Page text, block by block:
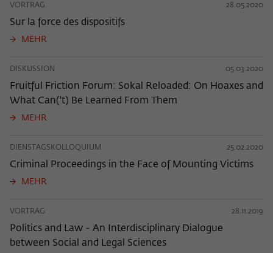
VORTRAG 28.05.2020
Sur la force des dispositifs
MEHR
DISKUSSION 05.03.2020
Fruitful Friction Forum: Sokal Reloaded: On Hoaxes and
What Can('t) Be Learned From Them
MEHR
DIENSTAGSKOLLOQUIUM 25.02.2020
Criminal Proceedings in the Face of Mounting Victims
MEHR
VORTRAG 28.11.2019
Politics and Law - An Interdisciplinary Dialogue
between Social and Legal Sciences